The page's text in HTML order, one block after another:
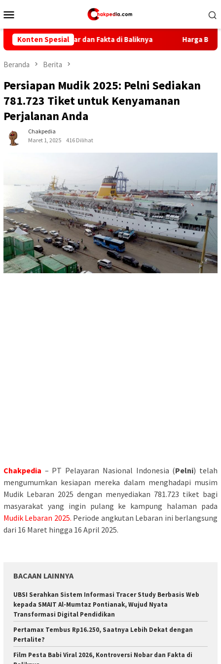
ke
Mobile
Konten Spesial
dan Fakta di Baliknya Harga BBM Naik April 2026:
Beranda Berita
Persiapan Mudik 2025: Pelni Sediakan
781.723 Tiket untuk Kenyamanan
Perjalanan Anda
Chakpedia
Maret 1, 2025
416 Dilihat
Chakpedia – PT Pelayaran Nasional Indonesia (Pelni) telah
mengumumkan kesiapan mereka dalam menghadapi musim
Mudik Lebaran 2025 dengan menyediakan 781.723 tiket bagi
masyarakat yang ingin pulang ke kampung halaman pada
Mudik Lebaran 2025. Periode angkutan Lebaran ini berlangsung
dari 16 Maret hingga 16 April 2025.
BACAAN LAINNYA
UBSI Serahkan Sistem Informasi Tracer Study Berbasis Web
kepada SMAIT Al-Mumtaz Pontianak, Wujud Nyata
Transformasi Digital Pendidikan
Pertamax Tembus Rp16.250, Saatnya Lebih Dekat dengan
Pertalite?
Film Pesta Babi Viral 2026, Kontroversi Nobar dan Fakta di